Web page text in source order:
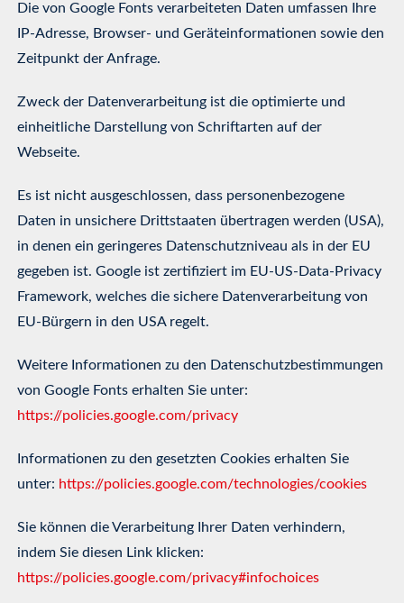
Die von Google Fonts verarbeiteten Daten umfassen Ihre
IP-Adresse, Browser- und Geräteinformationen sowie den
Zeitpunkt der Anfrage.
Zweck der Datenverarbeitung ist die optimierte und
einheitliche Darstellung von Schriftarten auf der
Webseite.
Es ist nicht ausgeschlossen, dass personenbezogene
Daten in unsichere Drittstaaten übertragen werden (USA),
in denen ein geringeres Datenschutzniveau als in der EU
gegeben ist. Google ist zertifiziert im EU-US-Data-Privacy
Framework, welches die sichere Datenverarbeitung von
EU-Bürgern in den USA regelt.
Weitere Informationen zu den Datenschutzbestimmungen
von Google Fonts erhalten Sie unter:
https://policies.google.com/privacy
Informationen zu den gesetzten Cookies erhalten Sie
unter: https://policies.google.com/technologies/cookies
Sie können die Verarbeitung Ihrer Daten verhindern,
indem Sie diesen Link klicken:
https://policies.google.com/privacy#infochoices